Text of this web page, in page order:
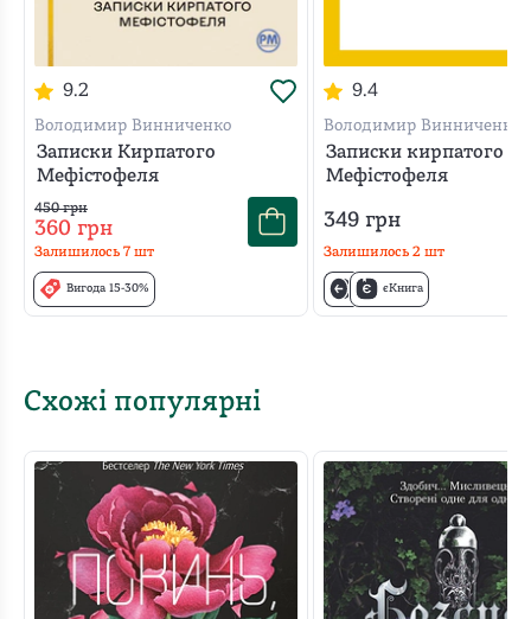
світовий контекст культури. «Геть від москви» —
думали наші творці вже тоді, й своєю творчістю
високих ідей і розповсюджувати їх серед мас.
9.2
Володимир Винниченко
Записки Кирпатого
Мефістофеля
450грн
360 грн
Залишилось 7 шт
Вигода 15-30%
9.4
Володимир Винниченко
Записки кирпатого
Мефістофеля
349грн
Залишилось 2шт
єКнига
Схожі популярні